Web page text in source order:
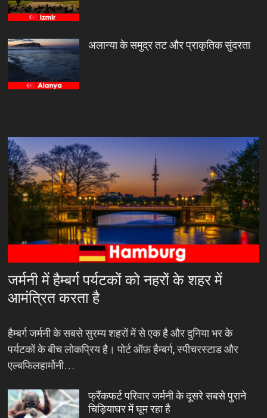
अलान्या के समुद्र तट और प्राकृतिक सुंदरता
जर्मनी में हैम्बर्ग पर्यटकों को नहरों के शहर में
आमंत्रित करता है
हैम्बर्ग जर्मनी के सबसे सुरम्य शहरों में से एक है और दुनिया भर के
पर्यटकों के बीच लोकप्रिय है। पोर्ट ऑफ़ हैम्बर्ग, स्पीचरस्टाड और
एल्बफिलहार्मोनी…
फ्रैंकफर्ट परिवार जर्मनी के दूसरे सबसे पुराने
चिड़ियाघर में घूम रहा है